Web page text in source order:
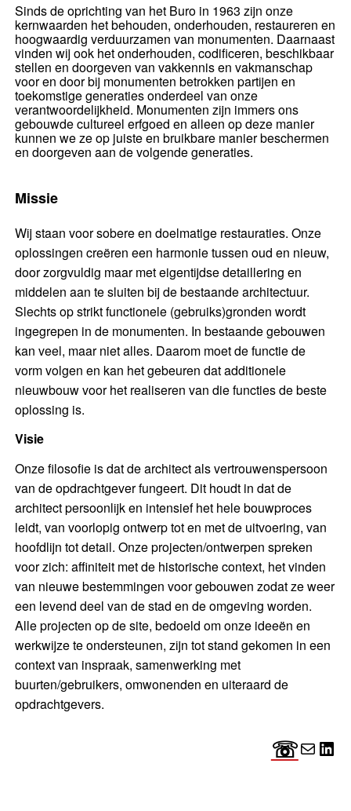
Sinds de oprichting van het Buro in 1963 zijn onze
kernwaarden het behouden, onderhouden, restaureren en
hoogwaardig verduurzamen van monumenten. Daarnaast
vinden wij ook het onderhouden, codificeren, beschikbaar
stellen en doorgeven van vakkennis en vakmanschap
voor en door bij monumenten betrokken partijen en
toekomstige generaties onderdeel van onze
verantwoordelijkheid. Monumenten zijn immers ons
gebouwde cultureel erfgoed en alleen op deze manier
kunnen we ze op juiste en bruikbare manier beschermen
en doorgeven aan de volgende generaties.
Missie
Wij staan voor sobere en doelmatige restauraties. Onze
oplossingen creëren een harmonie tussen oud en nieuw,
door zorgvuldig maar met eigentijdse detaillering en
middelen aan te sluiten bij de bestaande architectuur.
Slechts op strikt functionele (gebruiks)gronden wordt
ingegrepen in de monumenten. In bestaande gebouwen
kan veel, maar niet alles. Daarom moet de functie de
vorm volgen en kan het gebeuren dat additionele
nieuwbouw voor het realiseren van die functies de beste
oplossing is.
Visie
Onze filosofie is dat de architect als vertrouwenspersoon
van de opdrachtgever fungeert. Dit houdt in dat de
architect persoonlijk en intensief het hele bouwproces
leidt, van voorlopig ontwerp tot en met de uitvoering, van
hoofdlijn tot detail. Onze projecten/ontwerpen spreken
voor zich: affiniteit met de historische context, het vinden
van nieuwe bestemmingen voor gebouwen zodat ze weer
een levend deel van de stad en de omgeving worden.
Alle projecten op de site, bedoeld om onze ideeën en
werkwijze te ondersteunen, zijn tot stand gekomen in een
context van inspraak, samenwerking met
buurten/gebruikers, omwonenden en uiteraard de
opdrachtgevers.
☏E-mail